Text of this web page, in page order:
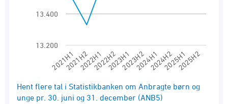
2021H12021H22022H12022H22023H12023H22024H12024H22025H12025H2
13.200
13.400
End of interactive chart.
Hent flere tal i Statistikbanken om Anbragte børn og
unge pr. 30. juni og 31. december (ANB5)